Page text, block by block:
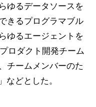
ゆるデータソースを
きるプログラマブル
ゆるエージェントを
ロダクト開発チーム
チームメンバーのた
などとした。